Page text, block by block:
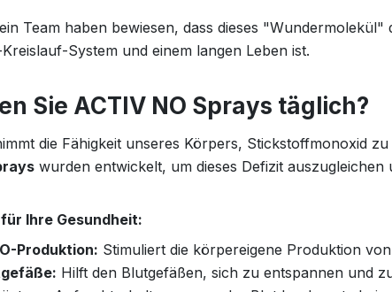
Team haben bewiesen, dass dieses "Wundermolekül"
System und einem langen Leben ist.
Sie ACTIV NO Sprays täglich?
die Fähigkeit unseres Körpers, Stickstoffmonoxid
wurden entwickelt, um dieses Defizit
Ihre Gesundheit:
Produktion: Stimuliert die körpereigene Produktion
Hilft den Blutgefäßen, sich zu entspannen und